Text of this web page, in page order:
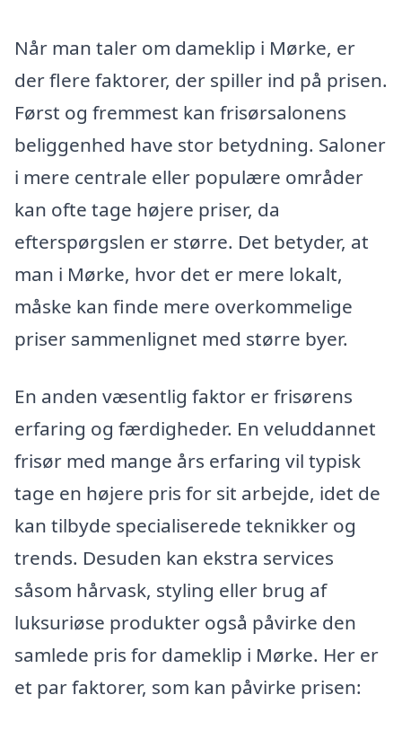
Når man taler om dameklip i Mørke, er
der flere faktorer, der spiller ind på prisen.
Først og fremmest kan frisørsalonens
beliggenhed have stor betydning. Saloner
i mere centrale eller populære områder
kan ofte tage højere priser, da
efterspørgslen er større. Det betyder, at
man i Mørke, hvor det er mere lokalt,
måske kan finde mere overkommelige
priser sammenlignet med større byer.
En anden væsentlig faktor er frisørens
erfaring og færdigheder. En veluddannet
frisør med mange års erfaring vil typisk
tage en højere pris for sit arbejde, idet de
kan tilbyde specialiserede teknikker og
trends. Desuden kan ekstra services
såsom hårvask, styling eller brug af
luksuriøse produkter også påvirke den
samlede pris for dameklip i Mørke. Her er
et par faktorer, som kan påvirke prisen: